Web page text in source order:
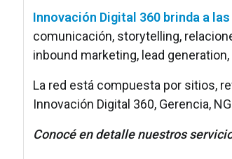
Innovación Digital 360 brinda a
comunicación, storytelling,
inbound marketing, lead
La red está compuesta por sitios,
Innovación Digital 360, Gerencia,
Conocé en detalle nuestros